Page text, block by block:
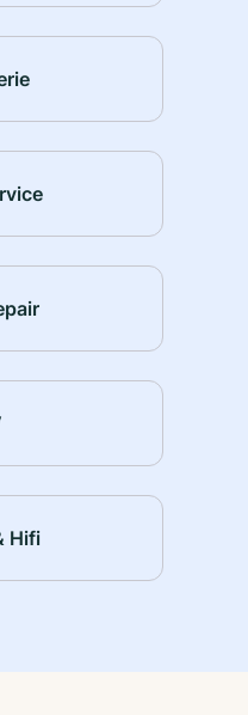
Hifi